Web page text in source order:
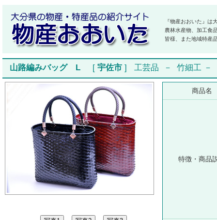
『物産おおいた』は
農林水産物、加工食
皆様、また地域特産
山路編みバッグ L [ 宇佐市 ] 工芸品 － 竹細工 －
商品名
特徴・商品